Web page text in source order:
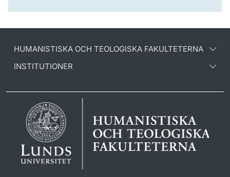
HUMANISTISKA OCH TEOLOGISKA FAKULTETERNA
INSTITUTIONER